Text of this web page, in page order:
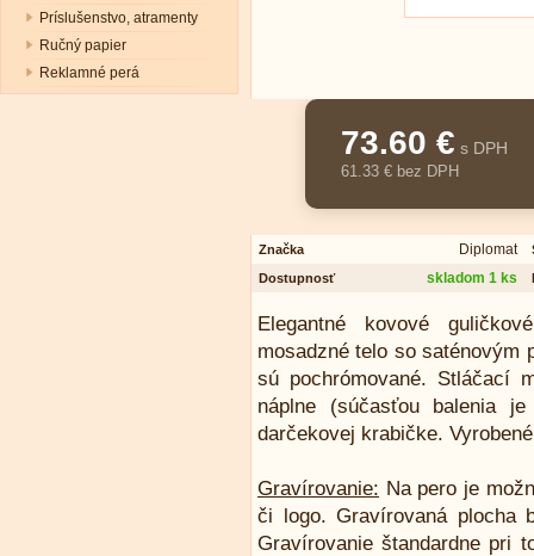
Príslušenstvo, atramenty
Ručný papier
Reklamné perá
73.60 € s DPH
61.33 € bez DPH
Značka Diplomat
Dostupnosť
skladom 1 ks
Elegantné kovové
mosadzné telo so saténovým
sú pochrómované. Stláčací
náplne (súčasťou balenia
darčekovej krabičke.
Gravírovanie: Na pero je
či logo. Gravírovaná plocha
Gravírovanie štandardne pri